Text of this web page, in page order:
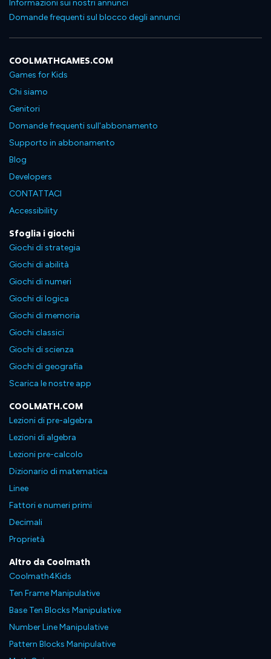
Informazioni sui nostri annunci
Domande frequenti sul blocco degli annunci
COOLMATHGAMES.COM
Games for Kids
Chi siamo
Genitori
Domande frequenti sull'abbonamento
Supporto in abbonamento
Blog
Developers
CONTATTACI
Accessibility
Sfoglia i giochi
Giochi di strategia
Giochi di abilità
Giochi di numeri
Giochi di logica
Giochi di memoria
Giochi classici
Giochi di scienza
Giochi di geografia
Scarica le nostre app
COOLMATH.COM
Lezioni di pre-algebra
Lezioni di algebra
Lezioni pre-calcolo
Dizionario di matematica
Linee
Fattori e numeri primi
Decimali
Proprietà
Altro da Coolmath
Coolmath4Kids
Ten Frame Manipulative
Base Ten Blocks Manipulative
Number Line Manipulative
Pattern Blocks Manipulative